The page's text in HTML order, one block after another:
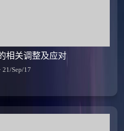
相关调整及应对
21/Sep/17